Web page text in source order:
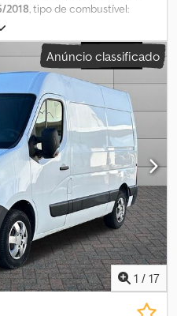
2018 , tipo de combustível:
branco
2, comprimento total:4 560 mm,
1 850 mm, Equipamento:ABS,
, * NISSAN e-NV200
Rekr * N.º de Identificação do
* Peso Bruto Máximo
Máximo Autorizado no Eixo
no Eixo Dianteiro: 2510
sujeitas a confirmação
prévia, reservados * PREÇO
Anúncio classificado
1 / 17